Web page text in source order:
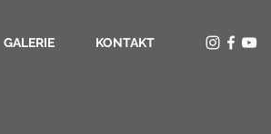
GALERIE KONTAKT